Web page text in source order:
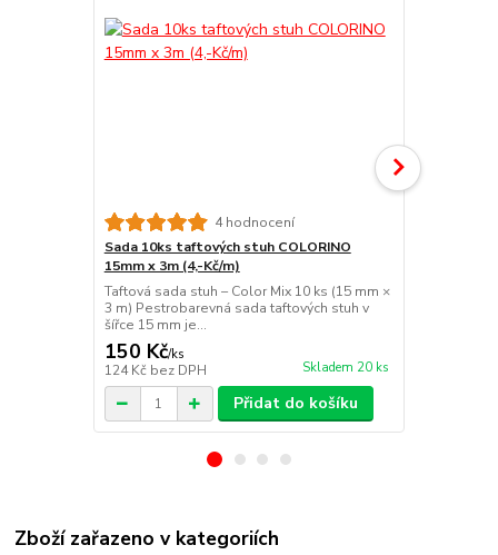
4 hodnocení
Sada 10ks taftových stuh COLORINO
15mm x 3m (4,-Kč/m)
Taftová sada stuh – Color Mix 10 ks (15 mm ×
3 m) Pestrobarevná sada taftových stuh v
šířce 15 mm je...
150 Kč/ks
124 Kč bez DPH Skladem 20 ks
Přidat do košíku
Zboží zařazeno v kategoriích